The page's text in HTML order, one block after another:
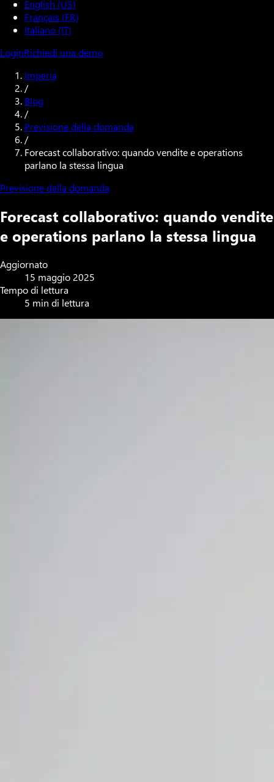
English (US)
Français (FR)
Italiano (IT)
LoginRichiedi una demo
Imperia
/
Blog
/
Previsione della domanda
/
Forecast collaborativo: quando vendite e operations
parlano la stessa lingua
Previsione della domanda
Forecast collaborativo: quando vendite
e operations parlano la stessa lingua
Aggiornato
15 maggio 2025
Tempo di lettura
5 min di lettura